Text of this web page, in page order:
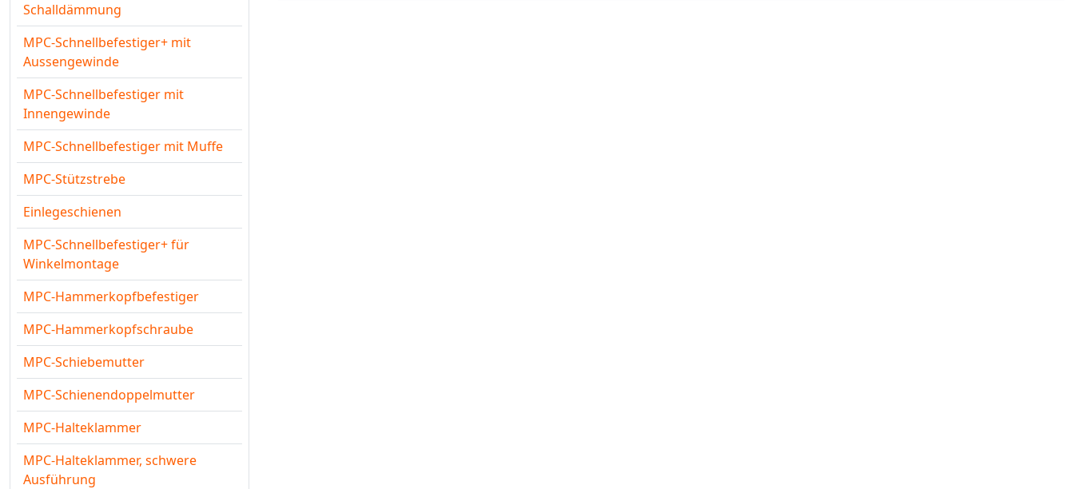
Schalldämmung
MPC-Schnellbefestiger+ mit
Aussengewinde
MPC-Schnellbefestiger mit
Innengewinde
MPC-Schnellbefestiger mit Muffe
MPC-Stützstrebe
Einlegeschienen
MPC-Schnellbefestiger+ für
Winkelmontage
MPC-Hammerkopfbefestiger
MPC-Hammerkopfschraube
MPC-Schiebemutter
MPC-Schienendoppelmutter
MPC-Halteklammer
MPC-Halteklammer, schwere
Ausführung